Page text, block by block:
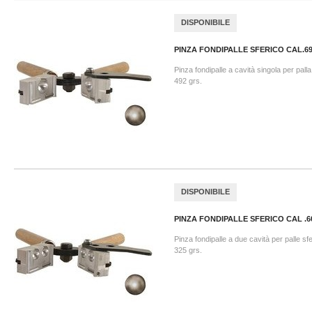
DISPONIBILE
PINZA FONDIPALLE SFERICO
Pinza fondipalle a cavità singola per
492 grs.
DISPONIBILE
PINZA FONDIPALLE SFERICO CAL
Pinza fondipalle a due cavità per palle
325 grs.